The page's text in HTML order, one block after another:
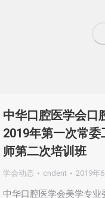
中华口腔医学会口
2019年第一次常
师第二次培训班
学会动态 cndent 2019年
中华口腔医学会美学专